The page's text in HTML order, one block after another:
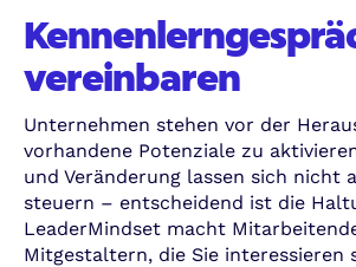
vereinbaren
Unternehmen stehen vor der
vorhandene Potenziale zu
und Veränderung lassen sich nicht
steuern – entscheidend ist die
LeaderMindset macht
Mitgestaltern, die Sie interessieren